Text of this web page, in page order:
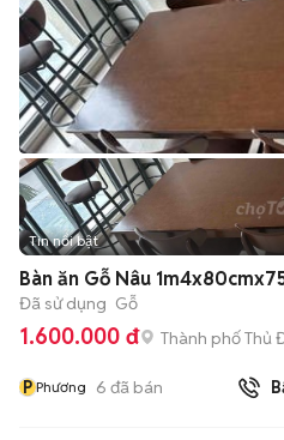
Tin nổi bật
Bàn ăn Gỗ Nâu
Đã sử dụng Gỗ
1.600.000 đ Thành phố Thủ
P Phương 6 đã bán